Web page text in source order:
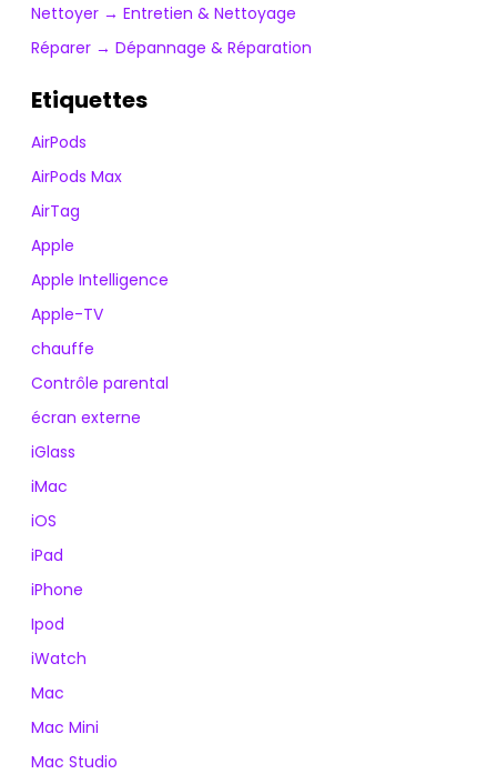
Nettoyer → Entretien & Nettoyage
Réparer → Dépannage & Réparation
Etiquettes
AirPods
AirPods Max
AirTag
Apple
Apple Intelligence
Apple-TV
chauffe
Contrôle parental
écran externe
iGlass
iMac
iOS
iPad
iPhone
Ipod
iWatch
Mac
Mac Mini
Mac Studio